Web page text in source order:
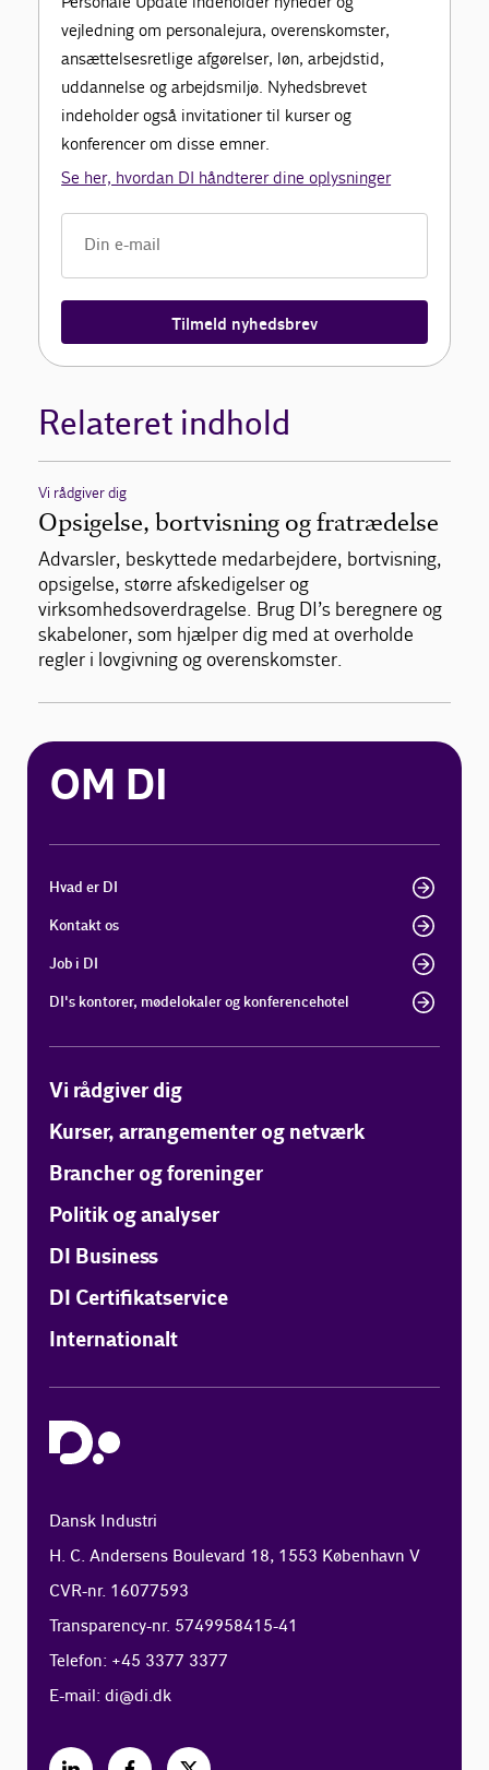
vejledning om personalejura, overenskomster,
ansættelsesretlige afgørelser, løn, arbejdstid,
uddannelse og arbejdsmiljø. Nyhedsbrevet
indeholder også invitationer til kurser og
konferencer om disse emner.
Se her, hvordan DI håndterer dine oplysninger
Tilmeld nyhedsbrev
Relateret indhold
Vi rådgiver dig
Opsigelse, bortvisning og fratrædelse
Advarsler, beskyttede medarbejdere, bortvisning,
opsigelse, større afskedigelser og
virksomhedsoverdragelse. Brug DI’s beregnere og
skabeloner, som hjælper dig med at overholde
regler i lovgivning og overenskomster.
OM DI
Hvad er DI
Kontakt os
Job i DI
DI's kontorer, mødelokaler og konferencehotel
Vi rådgiver dig
Kurser, arrangementer og netværk
Brancher og foreninger
Politik og analyser
DI Business
DI Certifikatservice
Internationalt
Dansk Industri
H. C. Andersens Boulevard 18, 1553 København V
CVR-nr. 16077593
Transparency-nr. 5749958415-41
Telefon: +45 3377 3377
E-mail:di@di.dk